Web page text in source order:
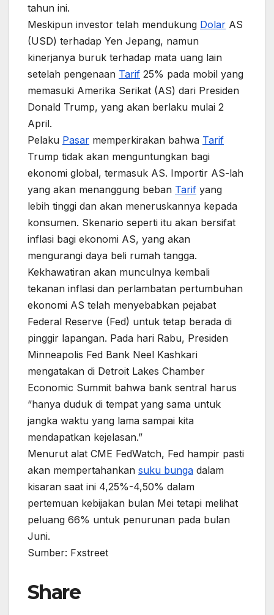
tahun ini.
Meskipun investor telah mendukung Dolar AS
(USD) terhadap Yen Jepang, namun
kinerjanya buruk terhadap mata uang lain
setelah pengenaan Tarif 25% pada mobil yang
memasuki Amerika Serikat (AS) dari Presiden
Donald Trump, yang akan berlaku mulai 2
April.
Pelaku Pasar memperkirakan bahwa Tarif
Trump tidak akan menguntungkan bagi
ekonomi global, termasuk AS. Importir AS-lah
yang akan menanggung beban Tarif yang
lebih tinggi dan akan meneruskannya kepada
konsumen. Skenario seperti itu akan bersifat
inflasi bagi ekonomi AS, yang akan
mengurangi daya beli rumah tangga.
Kekhawatiran akan munculnya kembali
tekanan inflasi dan perlambatan pertumbuhan
ekonomi AS telah menyebabkan pejabat
Federal Reserve (Fed) untuk tetap berada di
pinggir lapangan. Pada hari Rabu, Presiden
Minneapolis Fed Bank Neel Kashkari
mengatakan di Detroit Lakes Chamber
Economic Summit bahwa bank sentral harus
“hanya duduk di tempat yang sama untuk
jangka waktu yang lama sampai kita
mendapatkan kejelasan.”
Menurut alat CME FedWatch, Fed hampir pasti
akan mempertahankan suku bunga dalam
kisaran saat ini 4,25%-4,50% dalam
pertemuan kebijakan bulan Mei tetapi melihat
peluang 66% untuk penurunan pada bulan
Juni.
Sumber: Fxstreet
Share